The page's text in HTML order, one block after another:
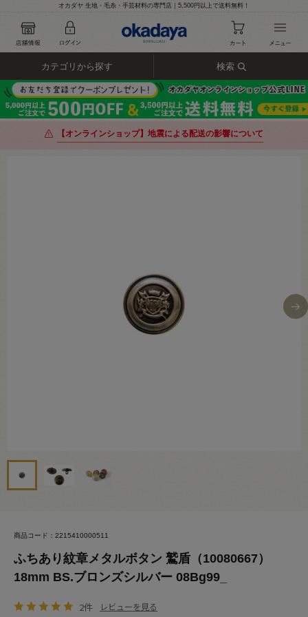
オカダヤ 生地・毛糸・手芸材料の専門店｜5,500円以上で送料無料！
カテゴリから探す 検索
【オンラインショップ】地震による配送の影響について
商品コード：2215410000511
ふちあり紋章メタルボタン 鷲盾（10080667）
18mm BS.ブロンズシルバー 08Bg99_
2件 レビューを見る